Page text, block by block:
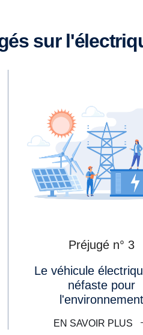
sur
Préjugé n° 3
Le véhicule électrique est
néfaste pour
l'environnement
EN SAVOIR PLUS